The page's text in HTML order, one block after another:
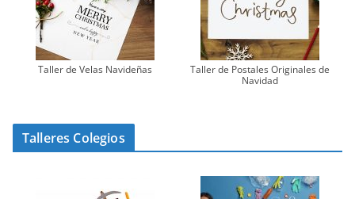
Taller de Velas Navideñas
Taller de Postales Originales de
Navidad
Talleres Colegios